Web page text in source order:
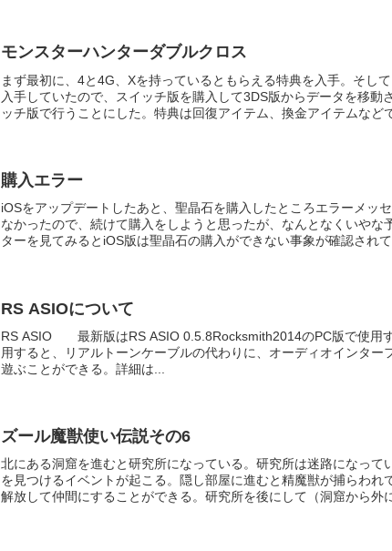
モンスターハンターダブルクロス
まず最初に、4と4G、Xを持っているともらえる特典を入手。そし
入手していたので、スイッチ版を購入して3DS版からデータを移動
ッチ版で行うことにした。特典は回復アイテム、換金アイテムなど
購入エラー
iOSをアップデートしたあと、聖晶石を購入したところエラーメッ
なかったので、続けて購入をしようと思ったが、なんとなくいやな
ターを見てみるとiOS版は聖晶石の購入ができない事象が確認されて
RS ASIOについて
RS ASIO 最新版はRS ASIO 0.5.8Rocksmith2014のPC版で使用
用すると、リアルトーンケーブルの代わりに、オーディオインター
遊ぶことができる。詳細は...
ズール魔獣使い伝説その6
北にある洞窟を進むと研究所になっている。研究所は迷路になって
を見つけるイベントが起こる。隠し部屋に進むと精魔獣が捕らわれ
解放して仲間にすることができる。研究所を後にして（洞窟から外